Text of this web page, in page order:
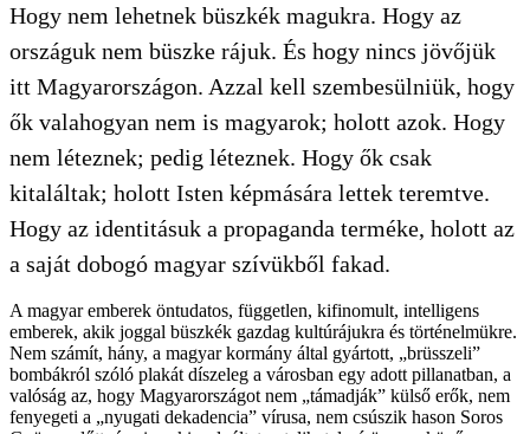
Hogy nem lehetnek büszkék magukra. Hogy az
országuk nem büszke rájuk. És hogy nincs jövőjük
itt Magyarországon. Azzal kell szembesülniük, hogy
ők valahogyan nem is magyarok; holott azok. Hogy
nem léteznek; pedig léteznek. Hogy ők csak
kitaláltak; holott Isten képmására lettek teremtve.
Hogy az identitásuk a propaganda terméke, holott az
a saját dobogó magyar szívükből fakad.
A magyar emberek öntudatos, független, kifinomult, intelligens
emberek, akik joggal büszkék gazdag kultúrájukra és történelmükre.
Nem számít, hány, a magyar kormány által gyártott, „brüsszeli”
bombákról szóló plakát díszeleg a városban egy adott pillanatban, a
valóság az, hogy Magyarországot nem „támadják” külső erők, nem
fenyegeti a „nyugati dekadencia” vírusa, nem csúszik hason Soros